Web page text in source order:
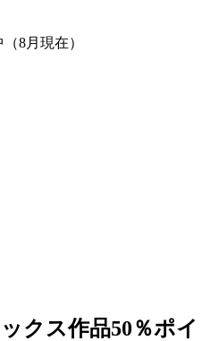
8月現在）
クス作品50％ポイ